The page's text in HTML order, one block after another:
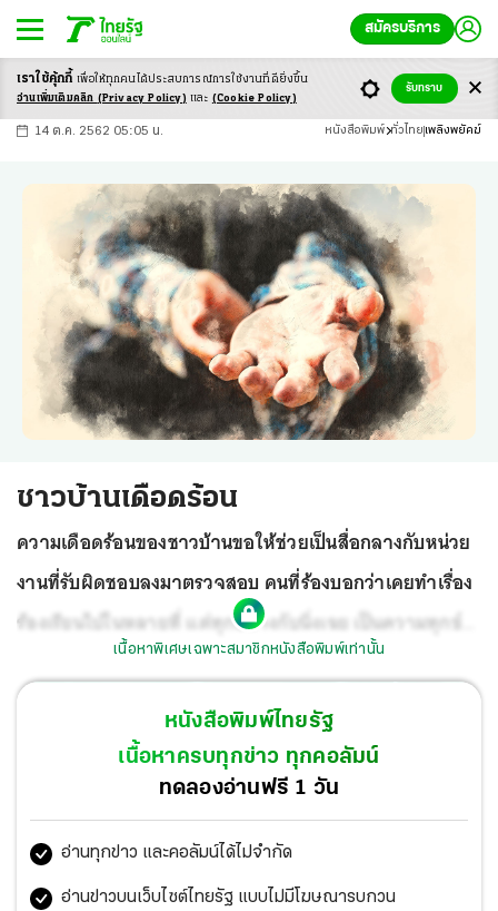
สมัครบริการ
-ก ก ก+
14 ต.ค. 2562 05:05 น. หนังสือพิมพ์ ทั่วไทย เพลิงพยัคฆ์
ชาวบ้านเดือดร้อน
ความเดือดร้อนของชาวบ้านขอให้ช่วยเป็นสื่อกลางกับหน่วย
งานที่รับผิดชอบลงมาตรวจสอบ คนที่ร้องบอกว่าเคยทำเรื่อง
ร้องเรียนไปในหลายที่ แต่ทุกอย่างกับนิ่งเฉย เป็นความทุกข์
ของชาวบ้านที่ไม่รู้จะพึ่งใคร
เนื้อหาพิเศษเฉพาะสมาชิกหนังสือพิมพ์เท่านั้น
หนังสือพิมพ์ไทยรัฐ
เนื้อหาครบทุกข่าว ทุกคอลัมน์
ทดลองอ่านฟรี 1 วัน
อ่านทุกข่าว และคอลัมน์ได้ไม่จำกัด
อ่านข่าวบนเว็บไซต์ไทยรัฐ แบบไม่มีโฆษณารบกวน
เราใช้คุ้กกี้ เพื่อให้ทุกคนได้ประสบการณ์การใช้งานที่ดียิ่งขึ้น
อ่านเพิ่มเติมคลิก (Privacy Policy) และ (Cookie Policy)
รับทราบ